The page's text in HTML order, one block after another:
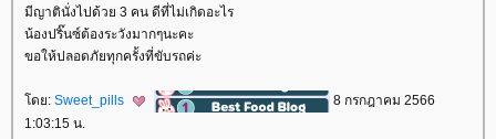
มีญาตินั่งไปด้วย 3 คน ดีที่ไม่เกิดอะไร
น้องปริ๊นซ์ต้องระวังมากๆนะคะ
ขอให้ปลอดภัยทุกครั้งที่ขับรถค่ะ
ดย: Sweet_pills
8 กรกฎาคม 2566
1:03:15 น.